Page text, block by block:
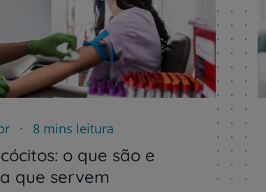
e bem-estar
8 mins leitura
o que são e
que servem